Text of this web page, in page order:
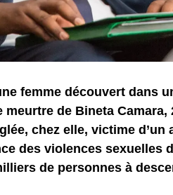
femme découvert dans
de Bineta Camara,
chez elle, victime
des violences sexuelles
de personnes à